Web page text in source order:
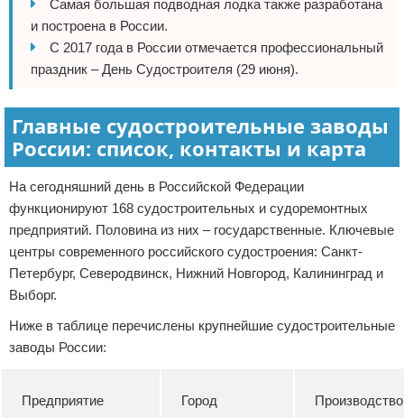
Самая большая подводная лодка также разработана
и построена в России.
С 2017 года в России отмечается профессиональный
праздник – День Судостроителя (29 июня).
Главные судостроительные заводы
России: список, контакты и карта
На сегодняшний день в Российской Федерации
функционируют 168 судостроительных и судоремонтных
предприятий. Половина из них – государственные. Ключевые
центры современного российского судостроения: Санкт-
Петербург, Северодвинск, Нижний Новгород, Калининград и
Выборг.
Ниже в таблице перечислены крупнейшие судостроительные
заводы России:
Предприятие Город Производство